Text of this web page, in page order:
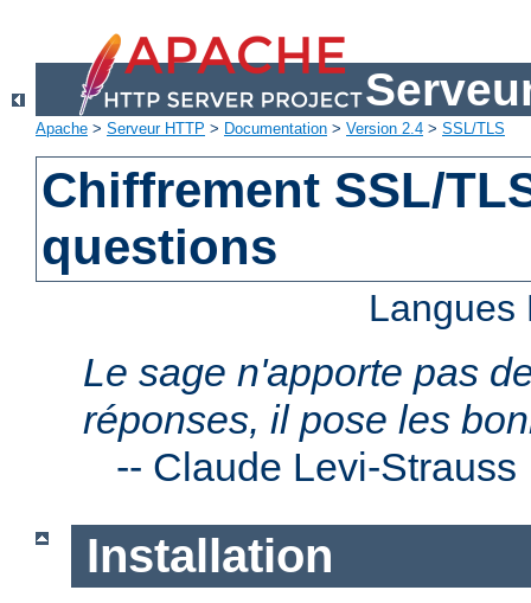
Apache > Serveur HTTP > Documentation > Version 2.4 > SSL/TLS
Chiffrement SSL/
questions
Le sage n'apporte pas
réponses, il pose les
-- Claude Levi-Strauss
Installation